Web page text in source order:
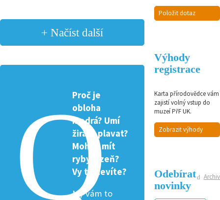
+ Načíst další
Proč je
obloha
modrá? Umí
žirafa plavat?
Mohou mít
ryby žízeň?
Vy to nevíte?
My vám to
Položit dotaz
Výhody
registrace
Karta přírodovědce vám
zajistí volný vstup do
muzeí PřF UK.
Zobrazit výhody
Archiv
Odebírat
novinky